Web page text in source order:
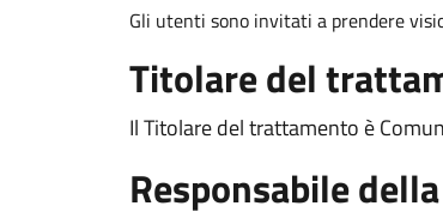
Gli utenti sono invitati a prendere
Titolare del
Il Titolare del trattamento è
Responsabile